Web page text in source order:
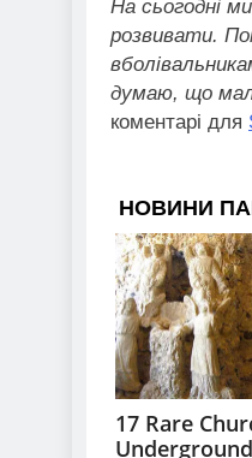
На сьогодні
розвивати.
думаю, що
коментарі для